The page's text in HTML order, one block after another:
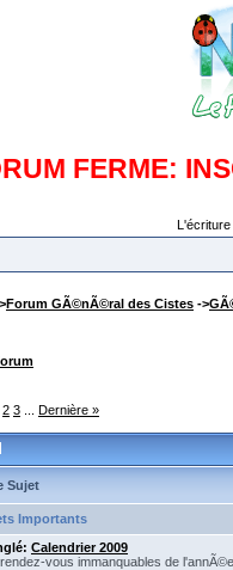
FERME:
Forum GÃ©nÃ©ral des Cistes ->
2 3 Dernière »
Sujet
Importants
Calendrier 2009
vous immanquables de l'annÃ©e